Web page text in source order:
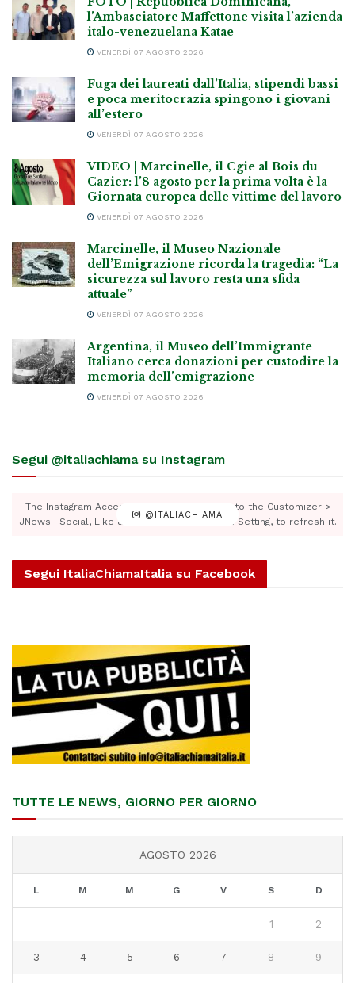
l’Ambasciatore Maffettone visita l’azienda
italo-venezuelana Katae
VENERDÌ 07 AGOSTO 2026
Fuga dei laureati dall’Italia, stipendi bassi
e poca meritocrazia spingono i giovani
all’estero
VENERDÌ 07 AGOSTO 2026
VIDEO | Marcinelle, il Cgie al Bois du
Cazier: l’8 agosto per la prima volta è la
Giornata europea delle vittime del lavoro
VENERDÌ 07 AGOSTO 2026
Marcinelle, il Museo Nazionale
dell’Emigrazione ricorda la tragedia: “La
sicurezza sul lavoro resta una sfida
attuale”
VENERDÌ 07 AGOSTO 2026
Argentina, il Museo dell’Immigrante
Italiano cerca donazioni per custodire la
memoria dell’emigrazione
VENERDÌ 07 AGOSTO 2026
Segui @italiachiama su Instagram
@ITALIACHIAMA
The Instagram Access Token is expired, Go to the Customizer >
JNews : Social, Like & View > Instagram Feed Setting, to refresh it.
Segui ItaliaChiamaItalia su Facebook
TUTTE LE NEWS, GIORNO PER GIORNO
AGOSTO 2026
L M M G V S D
1 2
3 4 5 6 7 8 9